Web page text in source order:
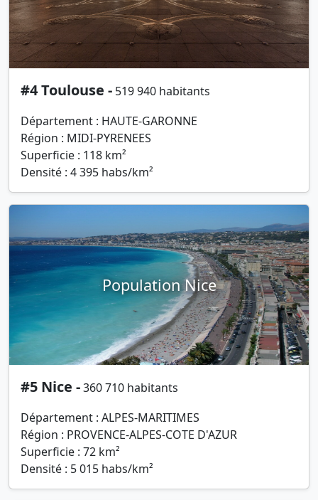
#4 Toulouse - 519 940 habitants
Département : HAUTE-GARONNE
Région : MIDI-PYRENEES
Superficie : 118 km²
Densité : 4 395 habs/km²
Population Nice
#5 Nice -360 710 habitants
Département : ALPES-MARITIMES
Région : PROVENCE-ALPES-COTE D'AZUR
Superficie : 72 km²
Densité : 5 015 habs/km²